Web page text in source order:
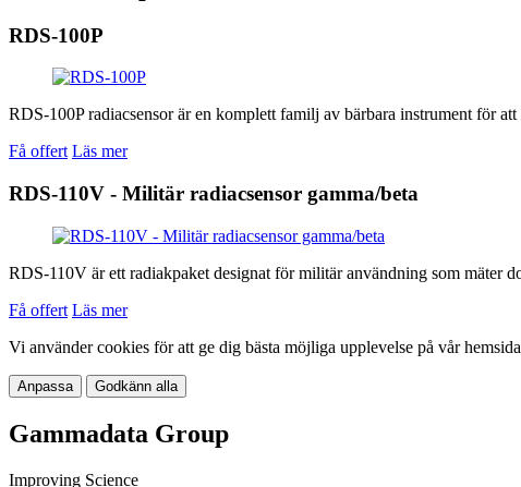
RDS-100P
RDS-100P radiacsensor är en komplett familj av bärbara instrument för
Få offert Läs mer
RDS-110V - Militär radiacsensor gamma/beta
RDS-110V är ett radiakpaket designat för militär användning som mäter
Få offert Läs mer
Vi använder cookies för att ge dig bästa möjliga upplevelse på vår
Anpassa Godkänn alla
Gammadata Group
Improving Science